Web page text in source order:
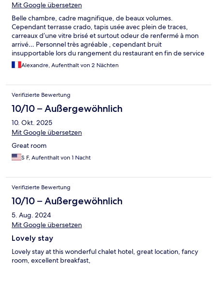
Mit Google übersetzen
Belle chambre, cadre magnifique, de beaux volumes.
Cependant terrasse crado, tapis usée avec plein de traces,
carreaux d’une vitre brisé et surtout odeur de renfermé à mon
arrivé… Personnel très agréable , cependant bruit
insupportable lors du rangement du restaurant en fin de service
du soir.Alexandre, Aufenthalt von 2 Nächten
Verifizierte Bewertung
10/10 – Außergewöhnlich
10. Okt. 2025
Mit Google übersetzen
Great room
S F, Aufenthalt von 1 Nacht
Verifizierte Bewertung
10/10 – Außergewöhnlich
5. Aug. 2024
Mit Google übersetzen
Lovely stay
Lovely stay at this wonderful chalet hotel, great location, fancy
room, excellent breakfast,